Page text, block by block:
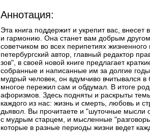
Аннотация:
Эта книга поддержит и укрепит вас,
и гармонию. Она станет вам добрым
советчиком во всех перипетиях жизненного
петербургский автор, главный редактор
зов", в своей новой книге предлагает
собранные и написанные им за долгие
мудрый человек, он вдумчиво вчитывался в
многое пережил сам и обдумал. В итоге
афоризмов. Здесь подняты и раскрыты
каждого из нас: жизнь и смерть, любовь и
дьявол. Вы прочитаете и "шуточные мысли
с мудрым старцем, и мысленные
которые в разные периоды жизни ведет